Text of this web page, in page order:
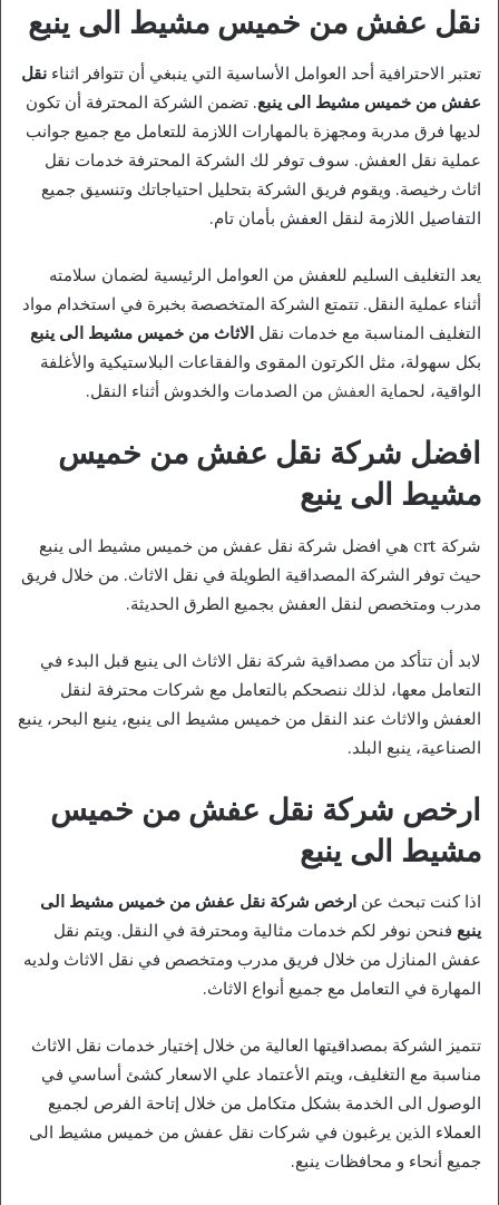
نقل عفش من خميس مشيط الى ينبع
تعتبر الاحترافية أحد العوامل الأساسية التي ينبغي أن تتوافر اثناء نقل
عفش من خميس مشيط الى ينبع. تضمن الشركة المحترفة أن تكون
لديها فرق مدربة ومجهزة بالمهارات اللازمة للتعامل مع جميع جوانب
عملية نقل العفش. سوف توفر لك الشركة المحترفة خدمات نقل
اثاث رخيصة. ويقوم فريق الشركة بتحليل احتياجاتك وتنسيق جميع
التفاصيل اللازمة لنقل العفش بأمان تام.
يعد التغليف السليم للعفش من العوامل الرئيسية لضمان سلامته
أثناء عملية النقل. تتمتع الشركة المتخصصة بخبرة في استخدام مواد
التغليف المناسبة مع خدمات نقل الاثاث من خميس مشيط الى ينبع
بكل سهولة، مثل الكرتون المقوى والفقاعات البلاستيكية والأغلفة
الواقية، لحماية العفش من الصدمات والخدوش أثناء النقل.
افضل شركة نقل عفش من خميس
مشيط الى ينبع
شركة crt هي افضل شركة نقل عفش من خميس مشيط الى ينبع
حيث توفر الشركة المصداقية الطويلة في نقل الاثاث. من خلال فريق
مدرب ومتخصص لنقل العفش بجميع الطرق الحديثة.
لابد أن تتأكد من مصداقية شركة نقل الاثاث الى ينبع قبل البدء في
التعامل معها، لذلك ننصحكم بالتعامل مع شركات محترفة لنقل
العفش والاثاث عند النقل من خميس مشيط الى ينبع، ينبع البحر، ينبع
الصناعية، ينبع البلد.
ارخص شركة نقل عفش من خميس
مشيط الى ينبع
اذا كنت تبحث عن ارخص شركة نقل عفش من خميس مشيط الى
ينبع فنحن نوفر لكم خدمات مثالية ومحترفة في النقل. ويتم نقل
عفش المنازل من خلال فريق مدرب ومتخصص في نقل الاثاث ولديه
المهارة في التعامل مع جميع أنواع الاثاث.
تتميز الشركة بمصداقيتها العالية من خلال إختيار خدمات نقل الاثاث
مناسبة مع التغليف، ويتم الأعتماد علي الاسعار كشئ أساسي في
الوصول الى الخدمة بشكل متكامل من خلال إتاحة الفرص لجميع
العملاء الذين يرغبون في شركات نقل عفش من خميس مشيط الى
جميع أنحاء و محافظات ينبع.